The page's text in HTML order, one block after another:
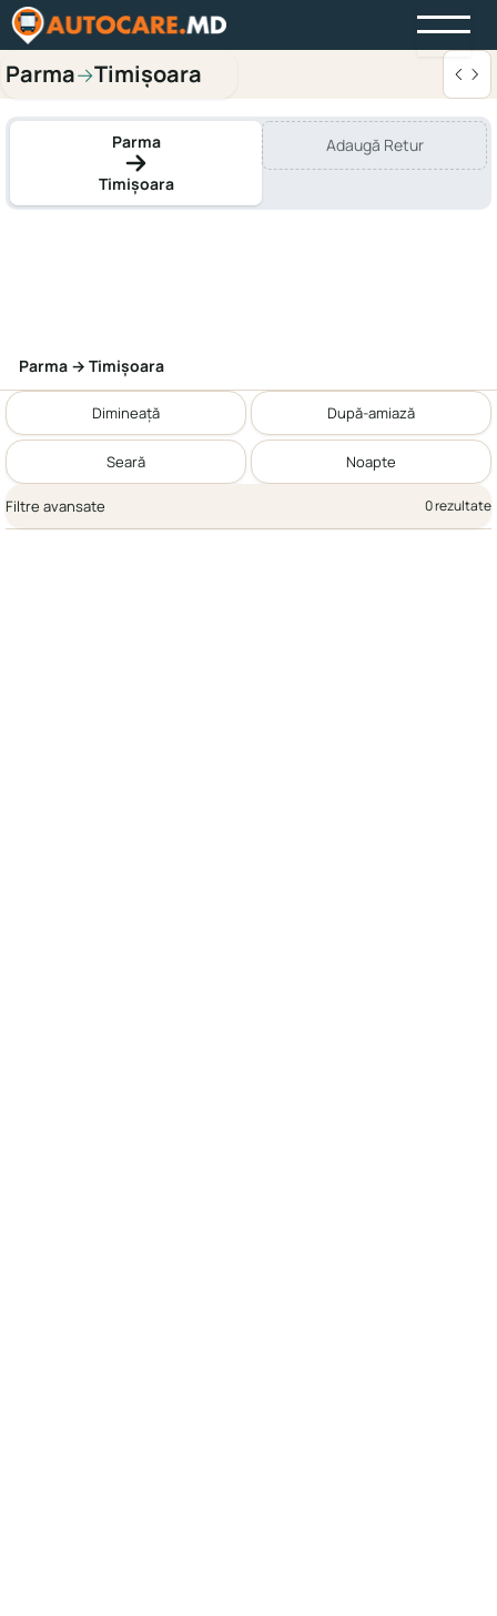
Parma→Timișoara
Parma
Timișoara
Adaugă Retur
Parma → Timișoara
Dimineață După-amiază
Seară Noapte
Filtre avansate 0 rezultate